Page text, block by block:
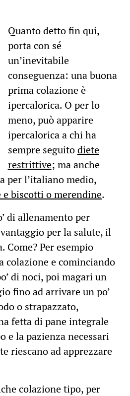
Quanto detto fin qui,
porta con sé
un’inevitabile
conseguenza: una buona
prima colazione è
ipercalorica. O per lo
meno, può apparire
ipercalorica a chi ha
sempre seguitodiete
restrittive; ma anche
per l’italiano medio,
e biscotti o merendine.
di allenamento per
per la salute, il
Come? Per esempio
colazione e cominciando
di noci, poi magari un
fino ad arrivare un po’
o strapazzato,
fetta di pane integrale
e la pazienza necessari
riescano ad apprezzare
colazione tipo, per